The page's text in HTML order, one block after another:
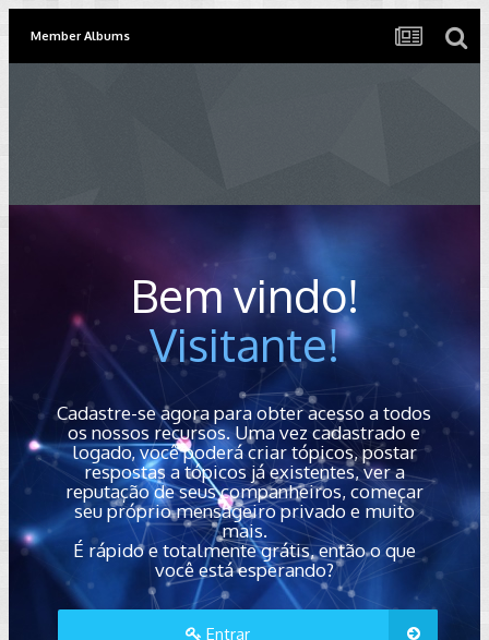
Member Albums
Bem vindo!
Visitante!
Cadastre-se agora para obter acesso a todos
os nossos recursos. Uma vez cadastrado e
logado, você poderá criar tópicos, postar
respostas a tópicos já existentes, ver a
reputação de seus companheiros, começar
seu próprio mensageiro privado e muito
mais.
É rápido e totalmente grátis, então o que
você está esperando?
Entrar